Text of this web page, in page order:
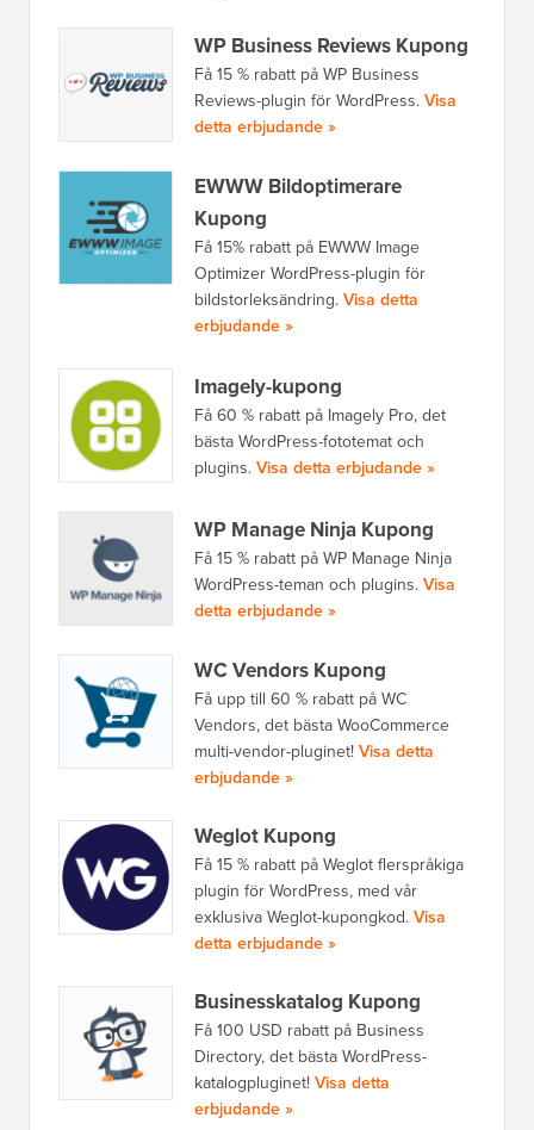
WP Business Reviews Kupong
Få 15 % rabatt på WP Business
Reviews-plugin för WordPress.Visa
detta erbjudande »
EWWW Bildoptimerare
Kupong
Få 15% rabatt på EWWW Image
Optimizer WordPress-plugin för
bildstorleksändring.Visa detta
erbjudande »
Imagely-kupong
Få 60 % rabatt på Imagely Pro, det
bästa WordPress-fototemat och
plugins.Visa detta erbjudande »
WP Manage Ninja Kupong
Få 15 % rabatt på WP Manage Ninja
WordPress-teman och plugins.Visa
detta erbjudande »
WC Vendors Kupong
Få upp till 60 % rabatt på WC
Vendors, det bästa WooCommerce
multi-vendor-pluginet!Visa detta
erbjudande »
Weglot Kupong
Få 15 % rabatt på Weglot flerspråkiga
plugin för WordPress, med vår
exklusiva Weglot-kupongkod.Visa
detta erbjudande »
Businesskatalog Kupong
Få 100 USD rabatt på Business
Directory, det bästa WordPress-
katalogpluginet!Visa detta
erbjudande »